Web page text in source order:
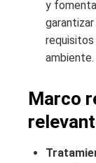
y
ambiente.
Marco